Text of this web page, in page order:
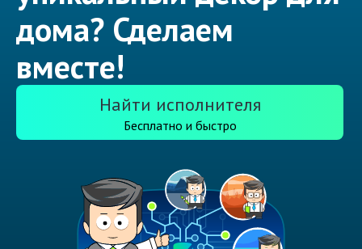
дома? Сделаем
вместе!
Найти исполнителя
Бесплатно и быстро